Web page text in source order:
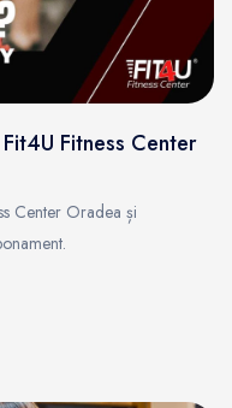
Fitness Center
Center Oradea și